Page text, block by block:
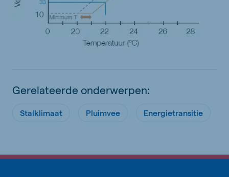
Gerelateerde onderwerpen:
Stalklimaat Pluimvee Energietransitie